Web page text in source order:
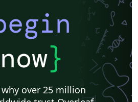
now}
over 25 million